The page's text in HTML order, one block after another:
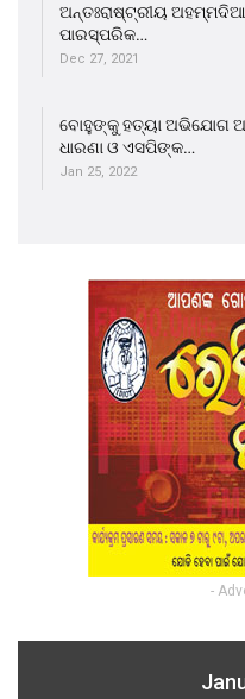
ଅନ୍ତଃରାଷ୍ଟ୍ରୀୟ
ପାରସ୍ପରିକ…
Dec 27, 2021
ବୋହୁଙ୍କୁ ହତ୍ୟା ଅଭିଯୋଗ
ଧାରଣା ଓ ଏସପିଙ୍କ…
Jan 25, 2022
-